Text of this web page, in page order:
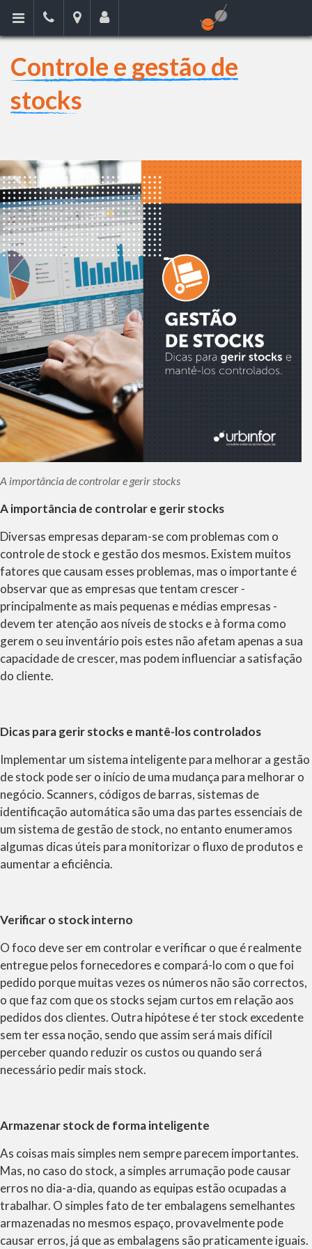
Controle e gestão de
stocks
A importância de controlar e gerir stocks
A importância de controlar e gerir stocks
Diversas empresas deparam-se com problemas com o
controle de stock e gestão dos mesmos. Existem muitos
fatores que causam esses problemas, mas o importante é
observar que as empresas que tentam crescer -
principalmente as mais pequenas e médias empresas -
devem ter atenção aos níveis de stocks e à forma como
gerem o seu inventário pois estes não afetam apenas a sua
capacidade de crescer, mas podem influenciar a satisfação
do cliente.
Dicas para gerir stocks e mantê-los controlados
Implementar um sistema inteligente para melhorar a gestão
de stock pode ser o início de uma mudança para melhorar o
negócio. Scanners, códigos de barras, sistemas de
identificação automática são uma das partes essenciais de
um sistema de gestão de stock, no entanto enumeramos
algumas dicas úteis para monitorizar o fluxo de produtos e
aumentar a eficiência.
Verificar o stock interno
O foco deve ser em controlar e verificar o que é realmente
entregue pelos fornecedores e compará-lo com o que foi
pedido porque muitas vezes os números não são correctos,
o que faz com que os stocks sejam curtos em relação aos
pedidos dos clientes. Outra hipótese é ter stock excedente
sem ter essa noção, sendo que assim será mais difícil
perceber quando reduzir os custos ou quando será
necessário pedir mais stock.
Armazenar stock de forma inteligente
As coisas mais simples nem sempre parecem importantes.
Mas, no caso do stock, a simples arrumação pode causar
erros no dia-a-dia, quando as equipas estão ocupadas a
trabalhar. O simples fato de ter embalagens semelhantes
armazenadas no mesmos espaço, provavelmente pode
causar erros, já que as embalagens são praticamente iguais.